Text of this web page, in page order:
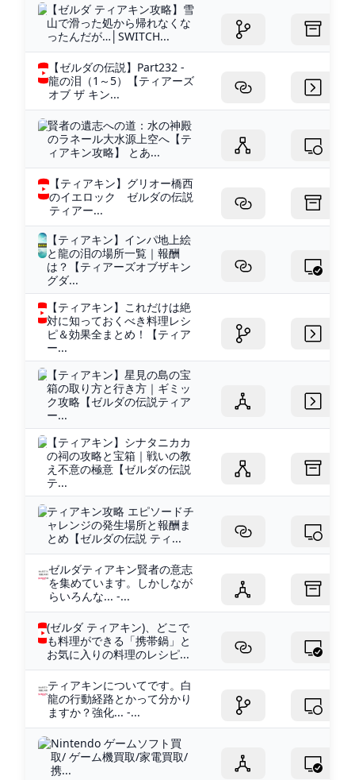
【ゼルダ ティアキン攻略】雪
山で滑った処から帰れなくな
ったんだが…│SWITCH...
【ゼルダの伝説】Part232 -
龍の泪（1～5）【ティアーズ
オブ ザ キン...
賢者の遺志への道：水の神殿
のラネール大水源上空へ【テ
ィアキン攻略】 とあ...
【ティアキン】グリオー橋西
のイエロック ゼルダの伝説
ティアー...
【ティアキン】インパ地上絵
と龍の泪の場所一覧｜報酬
は？【ティアーズオブザキン
グダ...
【ティアキン】これだけは絶
対に知っておくべき料理レシ
ピ＆効果全まとめ！【ティア
ー...
【ティアキン】星見の島の宝
箱の取り方と行き方｜ギミッ
ク攻略【ゼルダの伝説ティア
ー...
【ティアキン】シナタニカカ
の祠の攻略と宝箱｜戦いの教
え不意の極意【ゼルダの伝説
テ...
ティアキン攻略 エピソードチ
ャレンジの発生場所と報酬ま
とめ【ゼルダの伝説 ティ...
ゼルダティアキン賢者の意志
を集めています。しかしなが
らいろんな... -...
(ゼルダ ティアキン)、どこで
も料理ができる「携帯鍋」と
お気に入りの料理のレシピ...
ティアキンについてです。白
龍の行動経路とかって分かり
ますか？強化... -...
Nintendo ゲームソフト買
取/ ゲーム機買取/家電買取/
携...